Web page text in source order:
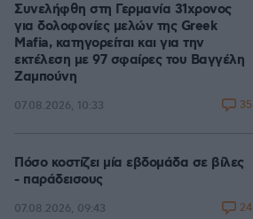
Συνελήφθη στη Γερμανία 31χρονος
για δολοφονίες μελών της Greek
Mafia, κατηγορείται και για την
εκτέλεση με 97 σφαίρες του Βαγγέλη
Ζαμπούνη
07.08.2026, 10:33 35
Πόσο κοστίζει μία εβδομάδα σε βίλες
- παράδεισους
07.08.2026, 09:43 24